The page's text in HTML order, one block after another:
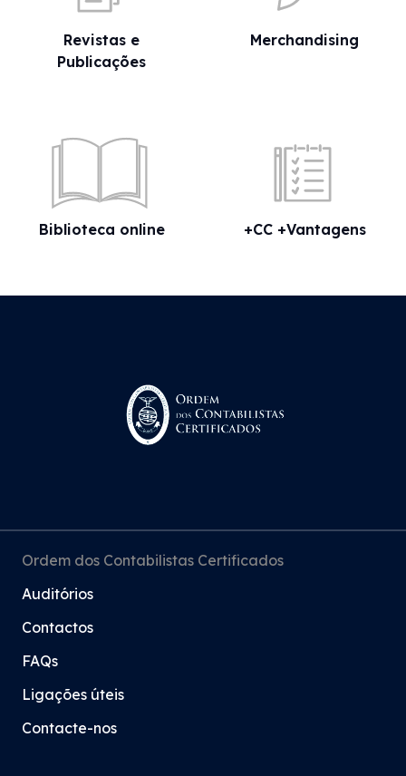
15 Jul 2026
da aplicação da taxa reduzida
utilizadas em comodato
13 Jul 2026
«Sabia que?» - Isenção de IVA
em bens destinados à
companhia
Revistas e
Publicações
Merchandising
Biblioteca online +CC +Vantagens
Ordem dos Contabilistas Certificados
Auditórios
Contactos
FAQs
Ligações úteis
Contacte-nos